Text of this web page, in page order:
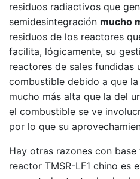
residuos radiactivos que
semidesintegración mucho
residuos de los reactores
facilita, lógicamente, su
reactores de sales fundidas
combustible debido a que
mucho más alta que la del
el combustible se ve
por lo que su
Hay otras razones con
reactor TMSR-LF1 chino es